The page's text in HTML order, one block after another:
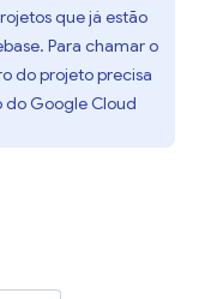
que já estão
Para chamar o
do projeto precisa
do Google Cloud